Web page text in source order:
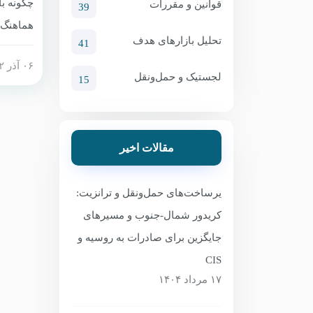
قوانین و مقررات 39
تحلیل بازارهای هدف 41
لجستیک و حمل‌ونقل 15
مقالات اخیر
یرساخت‌های حمل‌ونقل و ترانزیت:
کریدور شمال-جنوب و مسیرهای
جایگزین برای صادرات به روسیه و
CIS
۱۷ مرداد ۱۴۰۴
هماهنگ
۰۶ آذر ۱۴۰۲